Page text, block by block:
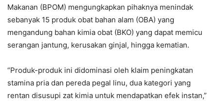
Makanan (BPOM) mengungkapkan pihaknya menindak
sebanyak 15 produk obat bahan alam (OBA) yang
mengandung bahan kimia obat (BKO) yang dapat memicu
serangan jantung, kerusakan ginjal, hingga kematian.
“Produk-produk ini didominasi oleh klaim peningkatan
stamina pria dan pereda pegal linu, dua kategori yang
rentan disusupi zat kimia untuk mendapatkan efek instan,”